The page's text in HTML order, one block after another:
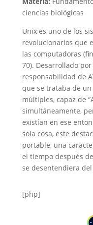
ciencias biológicas
Unix es uno de los
revolucionarios que
las computadoras
70). Desarrollado
responsabilidad de
que se trataba de
múltiples, capaz de
simultáneamente,
existían en ese
sola cosa, este
portable, una
el tiempo después
se desentendiera
[php]